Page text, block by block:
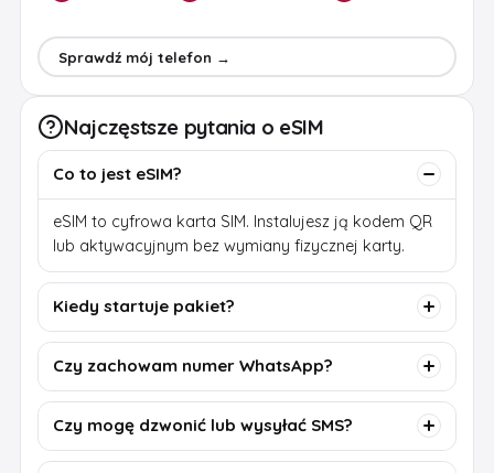
Sprawdź mój telefon →
Najczęstsze pytania o eSIM
Co to jest eSIM?
eSIM to cyfrowa karta SIM. Instalujesz ją kodem QR
lub aktywacyjnym bez wymiany fizycznej karty.
Kiedy startuje pakiet?
Czy zachowam numer WhatsApp?
Czy mogę dzwonić lub wysyłać SMS?